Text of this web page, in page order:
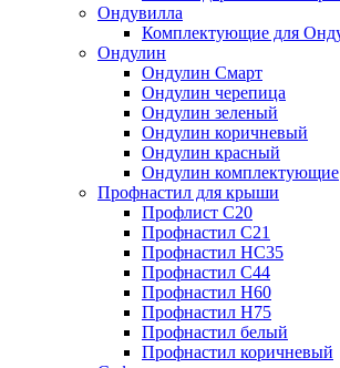
Ондувилла
Комплектующие для
Ондулин
Ондулин Смарт
Ондулин черепица
Ондулин зеленый
Ондулин коричневый
Ондулин красный
Ондулин комплектующие
Профнастил для крыши
Профлист С20
Профнастил С21
Профнастил НС35
Профнастил С44
Профнастил Н60
Профнастил Н75
Профнастил белый
Профнастил коричневый